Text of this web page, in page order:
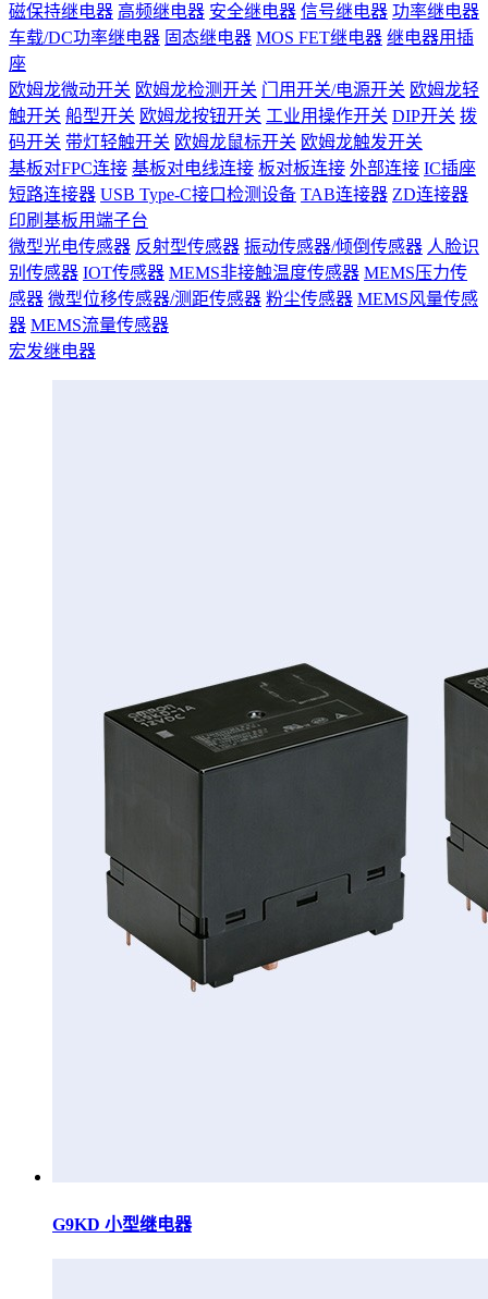
磁保持继电器 高频继电器 安全继电器 信号继电器 功率继电器
车载/DC功率继电器 固态继电器 MOS FET继电器 继电器用插
座
欧姆龙微动开关 欧姆龙检测开关 门用开关/电源开关 欧姆龙轻
触开关 船型开关 欧姆龙按钮开关 工业用操作开关 DIP开关 拨
码开关 带灯轻触开关 欧姆龙鼠标开关 欧姆龙触发开关
基板对FPC连接 基板对电线连接 板对板连接 外部连接 IC插座
短路连接器 USB Type-C接口检测设备 TAB连接器 ZD连接器
印刷基板用端子台
微型光电传感器 反射型传感器 振动传感器/倾倒传感器 人脸识
别传感器 IOT传感器 MEMS非接触温度传感器 MEMS压力传
感器 微型位移传感器/测距传感器 粉尘传感器 MEMS风量传感
器 MEMS流量传感器
宏发继电器
G9KD 小型继电器